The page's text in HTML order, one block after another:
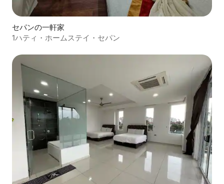
セパンの一軒家
1ハティ・ホームステイ・セパン